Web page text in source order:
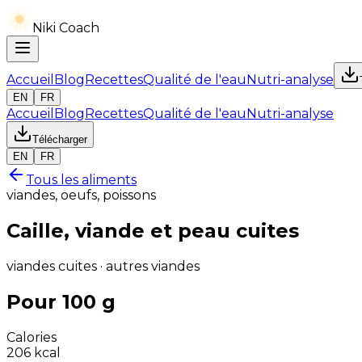
Niki Coach
Accueil BlogRecettesQualité de l'eauNutri-analyse
EN
FR
Accueil BlogRecettesQualité de l'eauNutri-analyse
Télécharger
EN
FR
Tous les aliments
viandes, oeufs, poissons
Caille, viande et peau cuites
viandes cuites · autres viandes
Pour 100 g
Calories
206 kcal